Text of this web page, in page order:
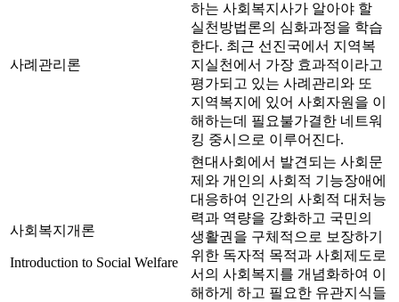
사례관리론
하는 사회복지사가 알아야 할
실천방법론의 심화과정을 학습
한다. 최근 선진국에서 지역복
지실천에서 가장 효과적이라고
평가되고 있는 사례관리와 또
지역복지에 있어 사회자원을 이
해하는데 필요불가결한 네트워
킹 중시으로 이루어진다.
사회복지개론
Introduction to Social Welfare
현대사회에서 발견되는 사회문
제와 개인의 사회적 기능장애에
대응하여 인간의 사회적 대처능
력과 역량을 강화하고 국민의
생활권을 구체적으로 보장하기
위한 독자적 목적과 사회제도로
서의 사회복지를 개념화하여 이
해하게 하고 필요한 유관지식들